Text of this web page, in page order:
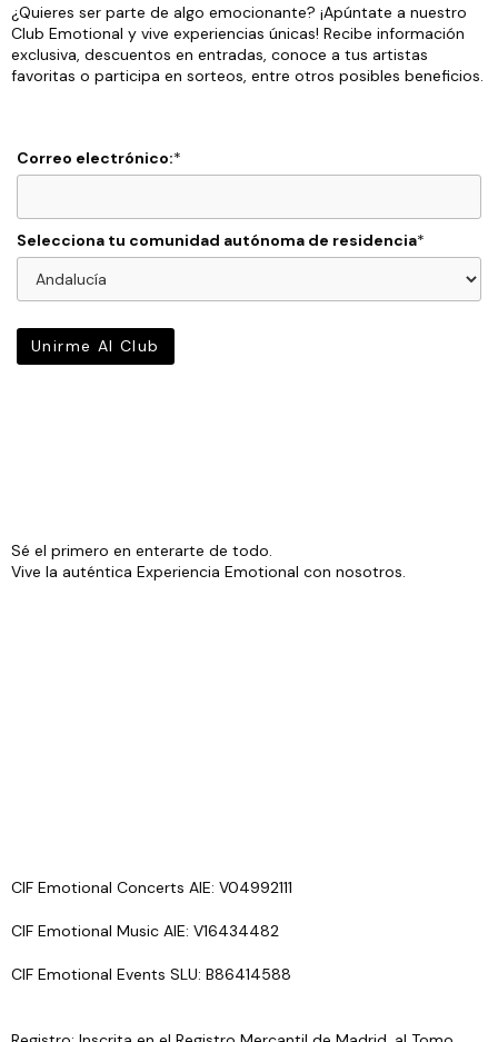
¿Quieres ser parte de algo emocionante? ¡Apúntate a nuestro
Club Emotional y vive experiencias únicas! Recibe información
exclusiva, descuentos en entradas, conoce a tus artistas
favoritas o participa en sorteos, entre otros posibles beneficios.
Correo electrónico:*
Selecciona tu comunidad autónoma de residencia*
Sé el primero en enterarte de todo.
Vive la auténtica Experiencia Emotional con nosotros.
CIF Emotional Concerts AIE: V04992111
CIF Emotional Music AIE: V16434482
CIF Emotional Events SLU: B86414588